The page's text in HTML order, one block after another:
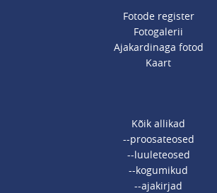
Fotode register
Fotogalerii
Ajakardinaga fotod
Kaart
Kõik allikad
--proosateosed
--luuleteosed
--kogumikud
--ajakirjad